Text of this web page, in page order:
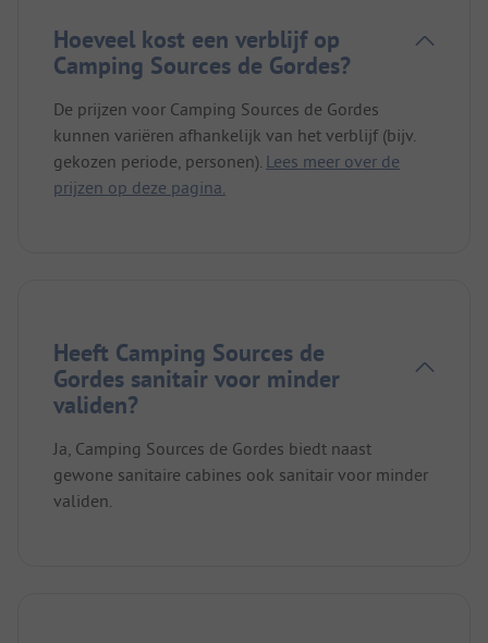
Hoeveel kost een verblijf op
Camping Sources de Gordes?
De prijzen voor Camping Sources de Gordes
kunnen variëren afhankelijk van het verblijf (bijv.
gekozen periode, personen). Lees meer over de
prijzen op deze pagina.
Heeft Camping Sources de
Gordes sanitair voor minder
validen?
Ja, Camping Sources de Gordes biedt naast
gewone sanitaire cabines ook sanitair voor minder
validen.